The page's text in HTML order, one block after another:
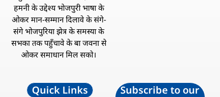
हमनी के उद्देश्य भोजपुरी भाषा के
ओकर मान-सम्मान दिलावे के संगे-
संगे भोजपुरिया झेत्र के समस्या के
सभका तक पहुँचावे के बा जवना से
ओकर समाधान मिल सको।
Quick Links
Subscribe to our